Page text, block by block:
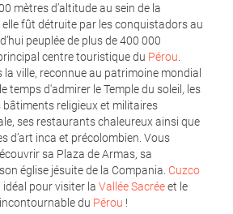
mètres d’altitude au sein de la
elle fût détruite par les conquistadors au
peuplée de plus de 400 000
centre touristique du Pérou
ville, reconnue au patrimoine mondial
le temps d'admirer le Temple du soleil, les
bâtiments religieux et militaires
ses restaurants chaleureux ainsi que
d’art inca et précolombien. Vous
sa Plaza de Armas, sa
église jésuite de la Compania. Cuzco
idéal pour visiter laVallée Sacréeet le
du Pérou !